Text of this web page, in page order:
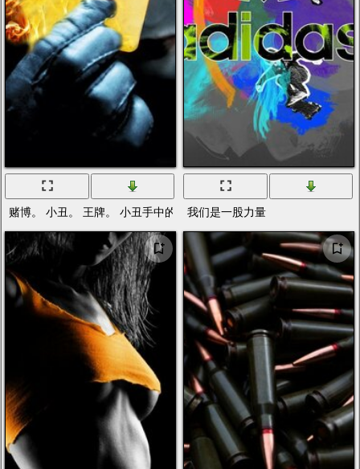
赌博。 小丑。 王牌。 小丑手中的最后一刻牌
我们是一股力量